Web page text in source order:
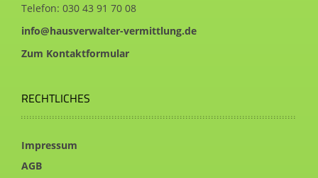
Telefon: 030 43 91 70 08
info@hausverwalter-vermittlung.de
Zum Kontaktformular
RECHTLICHES
Impressum
AGB